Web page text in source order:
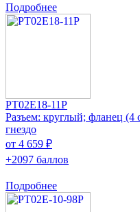
Подробнее
PT02E18-11P
Разъем: круглый; фланец (4
гнездо
от 4 659 ₽
+2097 баллов
Подробнее